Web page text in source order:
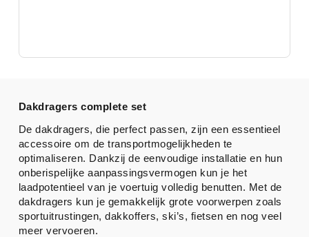
Dakdragers complete set
De dakdragers, die perfect passen, zijn een essentieel
accessoire om de transportmogelijkheden te
optimaliseren. Dankzij de eenvoudige installatie en hun
onberispelijke aanpassingsvermogen kun je het
laadpotentieel van je voertuig volledig benutten. Met de
dakdragers kun je gemakkelijk grote voorwerpen zoals
sportuitrustingen, dakkoffers, ski’s, fietsen en nog veel
meer vervoeren.